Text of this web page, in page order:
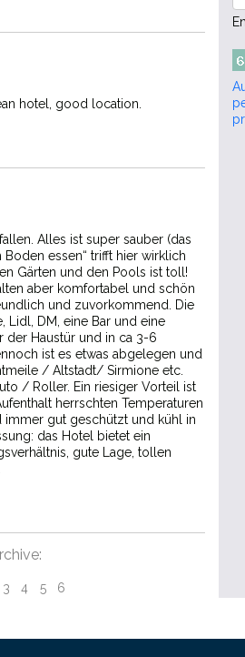
hotel, good location.
Alles ist super sauber (das
essen“ trifft hier wirklich
Gärten und den Pools ist toll!
aber komfortabel und schön
und zuvorkommend. Die
Lidl, DM, eine Bar und eine
der Haustür und in ca 3-6
ist es etwas abgelegen und
/ Altstadt/ Sirmione etc.
/ Roller. Ein riesiger Vorteil ist
herrschten Temperaturen
immer gut geschützt und kühl in
das Hotel bietet ein
gute Lage, tollen
3 4 5 6